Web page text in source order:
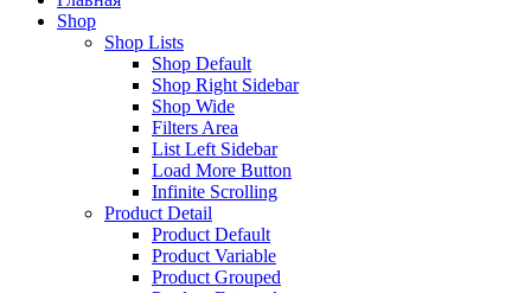
Shop
Shop Lists
Shop Default
Shop Right Sidebar
Shop Wide
Filters Area
List Left Sidebar
Load More Button
Infinite Scrolling
Product Detail
Product Default
Product Variable
Product Grouped